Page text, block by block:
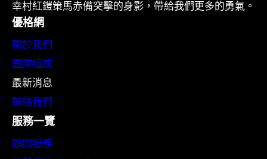
幸村紅鎧策馬赤備突擊的身影，帶給我們更多的勇氣。
優格網
關於我們
團隊組成
最新消息
聯絡我們
服務一覽
顧問服務